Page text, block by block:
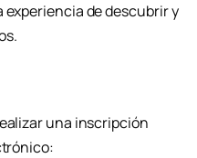
de descubrir y
una inscripción